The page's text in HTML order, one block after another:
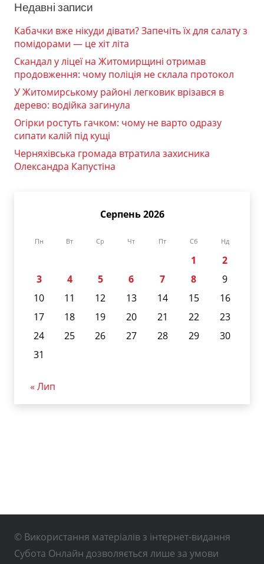
Недавні записи
Кабачки вже нікуди дівати? Запечіть їх для салату з
помідорами — це хіт літа
Скандал у ліцеї на Житомирщині отримав
продовження: чому поліція не склала протокол
У Житомирському районі легковик врізався в
дерево: водійка загинула
Огірки ростуть гачком: чому не варто одразу
сипати калій під кущі
Черняхівська громада втратила захисника
Олександра Капустіна
Серпень 2026
Пн Вт Ср Чт Пт Сб Нд
1
2
3
4 5 6 7 8
9
10
11 12 13 14 15
16
17
18 19 20 21 22
23
24
25 26 27 28 29
30
31
« Лип
© Використання матеріалів з інтернет-видання
Субота Онлайн дозволяється лише за умови